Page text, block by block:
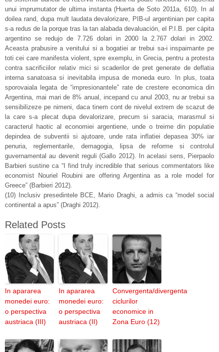
unui imprumutator de ultima instanta (Huerta de Soto 2011a, 610). In al
doilea rand, dupa mult laudata devalorizare, PIB-ul argentinian per capita
s-a redus de la porque tras la tan alabada devaluación, el P.I.B. per cápita
argentino se redujo de 7.726 dolari in 2000 la 2.767 dolari in 2002.
Aceasta prabusire a venitului si a bogatiei ar trebui sa-i inspaimante pe
toti cei care manifesta violent, spre exemplu, in Grecia, pentru a protesta
contra sacrificiilor relativ mici si scaderilor de pret generate de deflatia
interna sanatoasa si inevitabila impusa de moneda euro. In plus, toata
sporovaiala legata de “impresionantele” rate de crestere economica din
Argentina, mai mari de 8% anual, incepand cu anul 2003, nu ar trebui sa
sensibilizeze pe nimeni, daca tinem cont de nivelul extrem de scazut de
la care s-a plecat dupa devalorizare, precum si saracia, marasmul si
caracterul haotic al economiei argentiene, unde o treime din populatie
depindea de subventii si ajutoare, unde rata inflatiei depasea 30% iar
penuria, reglementarile, demagogia, lipsa de reforme si controlul
guvernamental au devenit reguli (Gallo 2012). In acelasi sens, Pierpaolo
Barbieri sustine ca “I find truly incredible that serious commentators like
economist Nouriel Roubini are offering Argentina as a role model for
Greece” (Barbieri 2012).
(10) Inclusiv presedintele BCE, Mario Draghi, a admis ca “model social
continental a apus” (Draghi 2012).
Related Posts
In apararea
monedei euro:
o perspectiva
austriaca (III)
In apararea
monedei euro:
o perspectiva
austriaca (II)
Convergenta/divergenta
ciclurilor
economice in
Zona Euro (12)